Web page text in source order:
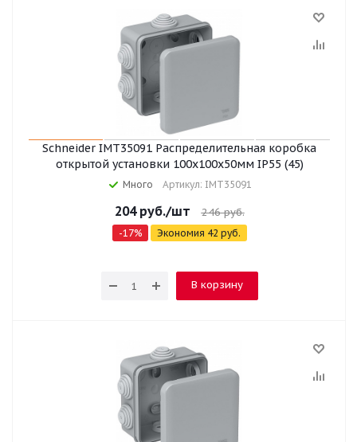
Schneider IMT35091 Распределительная коробка
открытой установки 100x100x50мм IP55 (45)
Много Артикул: IMT35091
204руб./шт 246руб.
-17% Экономия 42 руб.
В корзину